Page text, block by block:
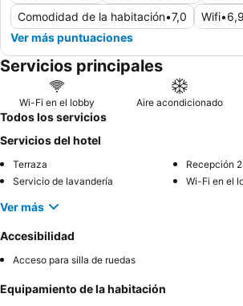
Comodidad de la habitación•7,0 Wifi•6,9
Ver más puntuaciones
Servicios principales
Wi-Fi en el lobby Aire acondicionado
Todos los servicios
Servicios del hotel
Terraza
Recepción
Servicio de lavandería
Wi-Fi en el
Ver más
Accesibilidad
Acceso para silla de ruedas
Equipamiento de la habitación